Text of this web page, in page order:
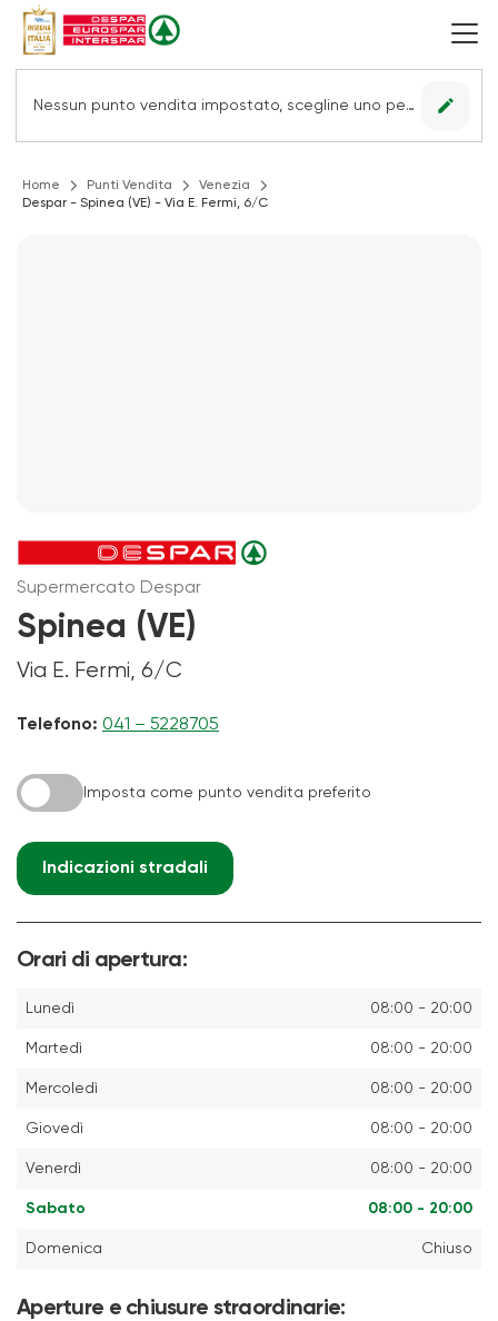
Nessun punto vendita impostato, scegline uno per vedere le offerte. edit
Home Punti Vendita
Venezia
Despar - Spinea (VE) - Via E. Fermi, 6/C
Supermercato Despar
Spinea (VE)
Via E. Fermi, 6/C
Telefono: 041 – 5228705
Imposta come punto vendita preferito
Indicazioni stradali
Orari di apertura:
Lunedì 08:00 - 20:00
Martedì 08:00 - 20:00
Mercoledì 08:00 - 20:00
Giovedì 08:00 - 20:00
Venerdì 08:00 - 20:00
Sabato 08:00 - 20:00
Domenica Chiuso
Aperture e chiusure straordinarie: